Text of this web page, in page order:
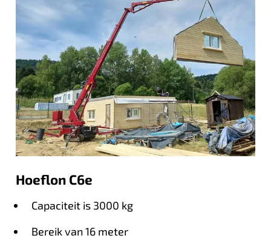
Hoeflon C6e
Capaciteit is 3000 kg
Bereik van 16 meter